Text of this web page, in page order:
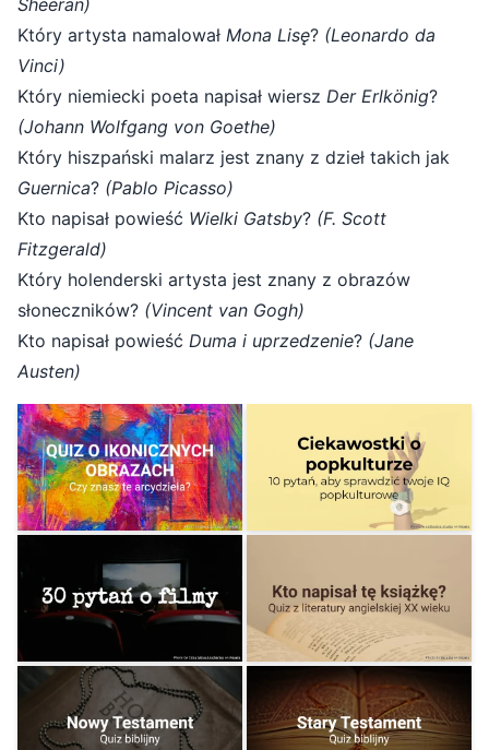
Sheeran)
Który artysta namalował Mona Lisę? (Leonardo da
Vinci)
Który niemiecki poeta napisał wiersz Der Erlkönig?
(Johann Wolfgang von Goethe)
Który hiszpański malarz jest znany z dzieł takich jak
Guernica? (Pablo Picasso)
Kto napisał powieść Wielki Gatsby? (F. Scott
Fitzgerald)
Który holenderski artysta jest znany z obrazów
słoneczników? (Vincent van Gogh)
Kto napisał powieść Duma i uprzedzenie? (Jane
Austen)